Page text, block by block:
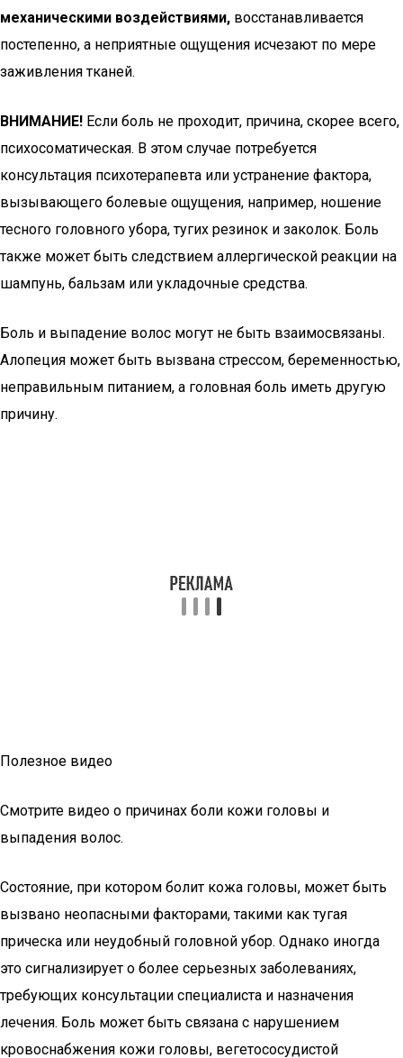
механическими воздействиями, восстанавливается
постепенно, а неприятные ощущения исчезают по мере
заживления тканей.
ВНИМАНИЕ! Если боль не проходит, причина, скорее всего,
психосоматическая. В этом случае потребуется
консультация психотерапевта или устранение фактора,
вызывающего болевые ощущения, например, ношение
тесного головного убора, тугих резинок и заколок. Боль
также может быть следствием аллергической реакции на
шампунь, бальзам или укладочные средства.
Боль и выпадение волос могут не быть взаимосвязаны.
Алопеция может быть вызвана стрессом, беременностью,
неправильным питанием, а головная боль иметь другую
причину.
Полезное видео
Смотрите видео о причинах боли кожи головы и
выпадения волос.
Состояние, при котором болит кожа головы, может быть
вызвано неопасными факторами, такими как тугая
прическа или неудобный головной убор. Однако иногда
это сигнализирует о более серьезных заболеваниях,
требующих консультации специалиста и назначения
лечения. Боль может быть связана с нарушением
кровоснабжения кожи головы, вегетососудистой